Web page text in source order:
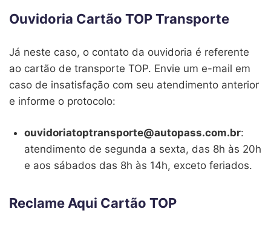
Ouvidoria Cartão TOP Transporte
Já neste caso, o contato da ouvidoria é referente
ao cartão de transporte TOP. Envie um e-mail em
caso de insatisfação com seu atendimento anterior
e informe o protocolo:
ouvidoriatoptransporte@autopass.com.br:
atendimento de segunda a sexta, das 8h às 20h
e aos sábados das 8h às 14h, exceto feriados.
Reclame Aqui Cartão TOP